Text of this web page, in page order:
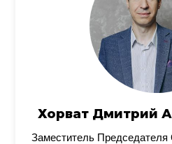
Хорват Дмитрий
Заместитель Председателя